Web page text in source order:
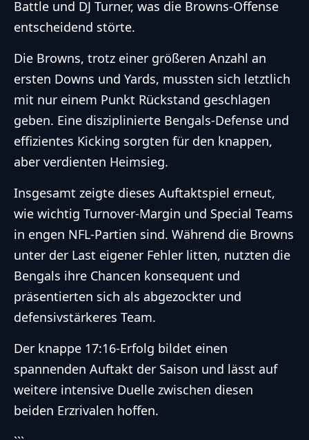
Battle und DJ Turner, was die Browns-Offense
entscheidend störte.
Die Browns, trotz einer größeren Anzahl an
ersten Downs und Yards, mussten sich letztlich
mit nur einem Punkt Rückstand geschlagen
geben. Eine disziplinierte Bengals-Defense und
effizientes Kicking sorgten für den knappen,
aber verdienten Heimsieg.
Insgesamt zeigte dieses Auftaktspiel erneut,
wie wichtig Turnover-Margin und Special Teams
in engen NFL-Partien sind. Während die Browns
unter der Last eigener Fehler litten, nutzten die
Bengals ihre Chancen konsequent und
präsentierten sich als abgezockter und
defensivstärkeres Team.
Der knappe 17:16-Erfolg bildet einen
spannenden Auftakt der Saison und lässt auf
weitere intensive Duelle zwischen diesen
beiden Erzrivalen hoffen.